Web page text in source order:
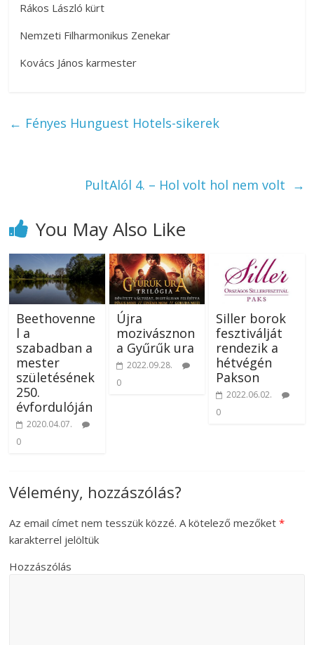
Rákos László kürt
Nemzeti Filharmonikus Zenekar
Kovács János karmester
← Fényes Hunguest Hotels-sikerek
PultAlól 4. – Hol volt hol nem volt →
You May Also Like
Beethovenne
l a
szabadban a
mester
születésének
250.
évfordulóján
2020.04.07.
0
Újra
mozivásznon
a Gyűrűk ura
2022.09.28.
0
Siller borok
fesztiválját
rendezik a
hétvégén
Pakson
2022.06.02.
0
Vélemény, hozzászólás?
Az email címet nem tesszük közzé. A kötelező mezőket*
karakterrel jelöltük
Hozzászólás